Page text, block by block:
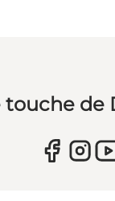
de